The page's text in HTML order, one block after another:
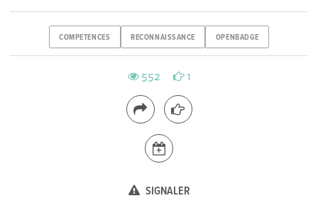
COMPETENCES RECONNAISSANCE OPENBADGE
552 1
SIGNALER